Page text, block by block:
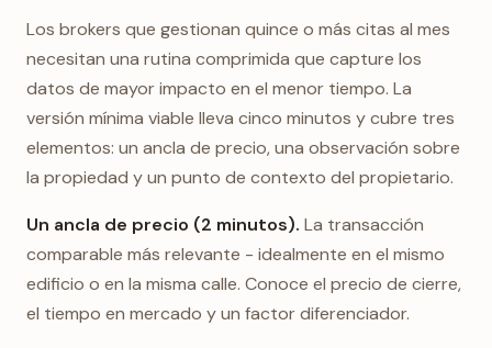
Los brokers que gestionan quince o más citas al mes
necesitan una rutina comprimida que capture los
datos de mayor impacto en el menor tiempo. La
versión mínima viable lleva cinco minutos y cubre tres
elementos: un ancla de precio, una observación sobre
la propiedad y un punto de contexto del propietario.
Un ancla de precio (2 minutos). La transacción
comparable más relevante - idealmente en el mismo
edificio o en la misma calle. Conoce el precio de cierre,
el tiempo en mercado y un factor diferenciador.